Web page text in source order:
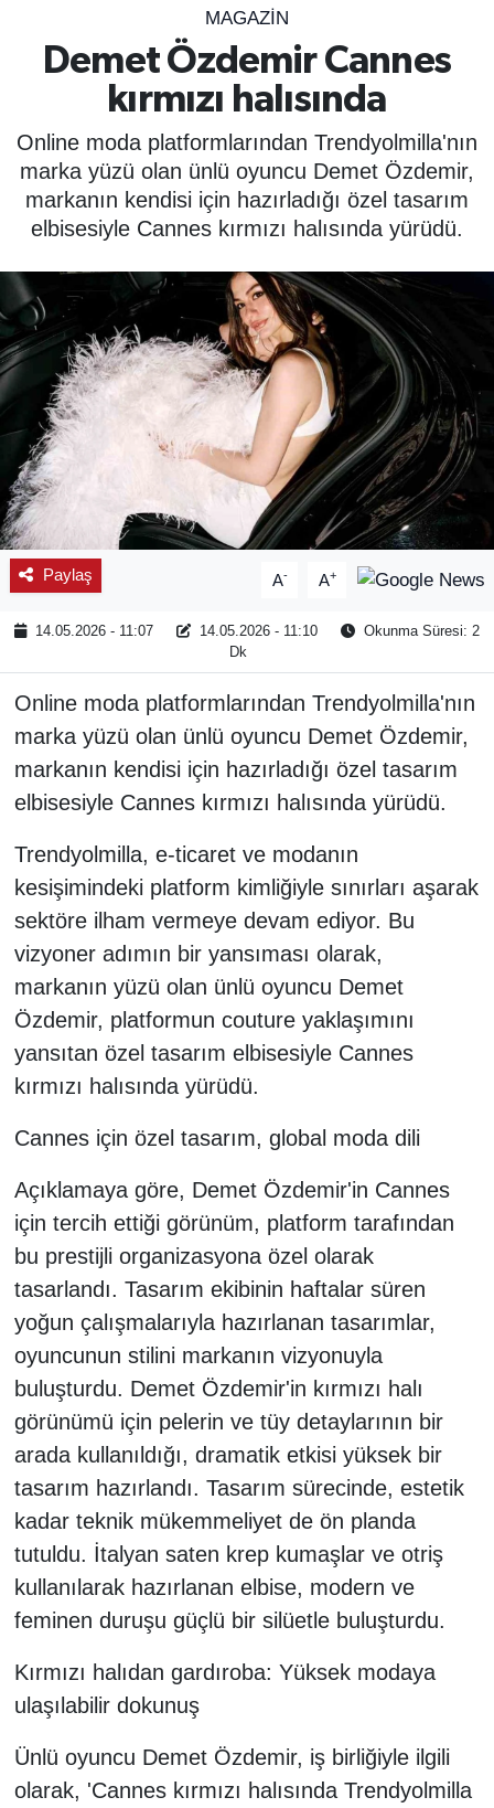
MAGAZİN
Demet Özdemir Cannes
kırmızı halısında
Online moda platformlarından Trendyolmilla'nın
marka yüzü olan ünlü oyuncu Demet Özdemir,
markanın kendisi için hazırladığı özel tasarım
elbisesiyle Cannes kırmızı halısında yürüdü.
Paylaş A- A+
14.05.2026 - 11:07 14.05.2026 - 11:10
Okunma Süresi: 2
Dk
Online moda platformlarından Trendyolmilla'nın
marka yüzü olan ünlü oyuncu Demet Özdemir,
markanın kendisi için hazırladığı özel tasarım
elbisesiyle Cannes kırmızı halısında yürüdü.
Trendyolmilla, e-ticaret ve modanın
kesişimindeki platform kimliğiyle sınırları aşarak
sektöre ilham vermeye devam ediyor. Bu
vizyoner adımın bir yansıması olarak,
markanın yüzü olan ünlü oyuncu Demet
Özdemir, platformun couture yaklaşımını
yansıtan özel tasarım elbisesiyle Cannes
kırmızı halısında yürüdü.
Cannes için özel tasarım, global moda dili
Açıklamaya göre, Demet Özdemir'in Cannes
için tercih ettiği görünüm, platform tarafından
bu prestijli organizasyona özel olarak
tasarlandı. Tasarım ekibinin haftalar süren
yoğun çalışmalarıyla hazırlanan tasarımlar,
oyuncunun stilini markanın vizyonuyla
buluşturdu. Demet Özdemir'in kırmızı halı
görünümü için pelerin ve tüy detaylarının bir
arada kullanıldığı, dramatik etkisi yüksek bir
tasarım hazırlandı. Tasarım sürecinde, estetik
kadar teknik mükemmeliyet de ön planda
tutuldu. İtalyan saten krep kumaşlar ve otriş
kullanılarak hazırlanan elbise, modern ve
feminen duruşu güçlü bir silüetle buluşturdu.
Kırmızı halıdan gardıroba: Yüksek modaya
ulaşılabilir dokunuş
Ünlü oyuncu Demet Özdemir, iş birliğiyle ilgili
olarak, 'Cannes kırmızı halısında Trendyolmilla
ÇEVRE
YAŞAM
BİLİM - TEKNOLOJİ
KÜLTÜR SANAT
MAGAZİN